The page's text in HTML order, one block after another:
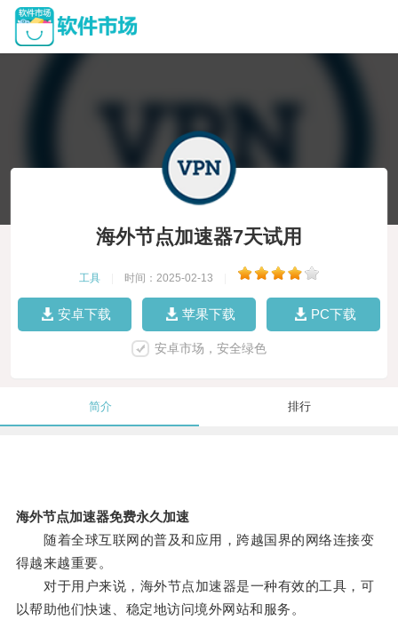
海外节点加速器7天试用
工具 时间：2025-02-13
安卓下载 苹果下载 PC下载
安卓市场，安全绿色
简介 排行
海外节点加速器免费永久加速
随着全球互联网的普及和应用，跨越国界的网络连接变
得越来越重要。
对于用户来说，海外节点加速器是一种有效的工具，可
以帮助他们快速、稳定地访问境外网站和服务。